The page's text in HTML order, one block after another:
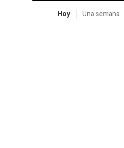
Hoy Una semana